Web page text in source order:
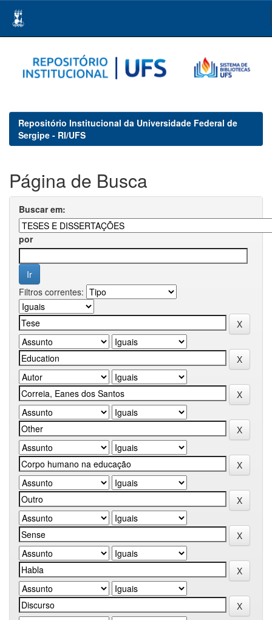
navigation
Repositório Institucional da Universidade Federal de
Sergipe - RI/UFS
Página de Busca
Buscar em:
por
Filtros correntes: